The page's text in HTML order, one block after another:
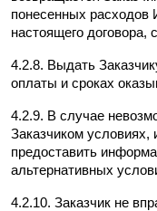
понесенных расходов
настоящего договора,
4.2.8. Выдать
оплаты и сроках
4.2.9. В случае
Заказчиком условиях,
предоставить
альтернативных
4.2.10. Заказчик не